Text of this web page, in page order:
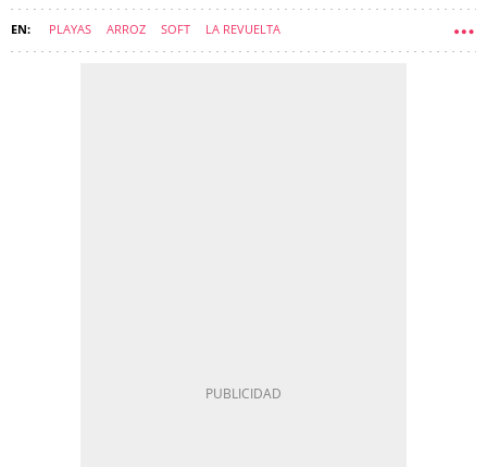
PLAYAS ARROZ SOFT LA REVUELTA